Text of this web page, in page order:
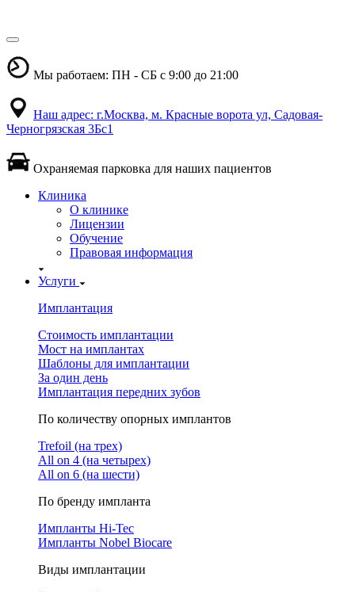
Мы работаем: ПН - СБ с 9:00 до 21:00
Наш адрес: г.Москва, м. Красные ворота ул, Садовая-
Черногрязская 3Бс1
Охраняемая парковка для наших пациентов
Клиника
О клинике
Лицензии
Обучение
Правовая информация
Услуги
Имплантация
Стоимость имплантации
Мост на имплантах
Шаблоны для имплантации
За один день
Имплантация передних зубов
По количеству опорных имплантов
Trefoil (на трех)
All on 4 (на четырех)
All on 6 (на шести)
По бренду импланта
Импланты Hi-Tec
Импланты Nobel Biocare
Виды имплантации